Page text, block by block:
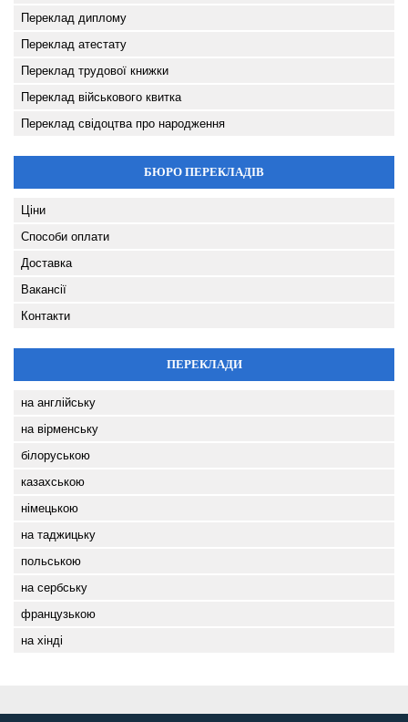
Переклад диплому
Переклад атестату
Переклад трудової книжки
Переклад військового квитка
Переклад свідоцтва про народження
БЮРО ПЕРЕКЛАДІВ
Ціни
Способи оплати
Доставка
Вакансії
Контакти
ПЕРЕКЛАДИ
на англійську
на вірменську
білоруською
казахською
німецькою
на таджицьку
польською
на сербську
французькою
на хінді